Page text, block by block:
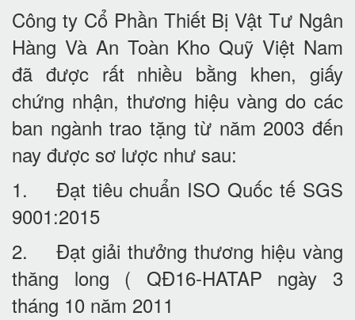
Công ty Cổ Phần Thiết Bị Vật Tư Ngân
Hàng Và An Toàn Kho Quỹ Việt Nam
đã được rất nhiều bằng khen, giấy
chứng nhận, thương hiệu vàng do các
ban ngành trao tặng từ năm 2003 đến
nay được sơ lược như sau:
1. Đạt tiêu chuẩn ISO Quốc tế SGS
9001:2015
2. Đạt giải thưởng thương hiệu vàng
thăng long ( QĐ16-HATAP ngày 3
tháng 10 năm 2011